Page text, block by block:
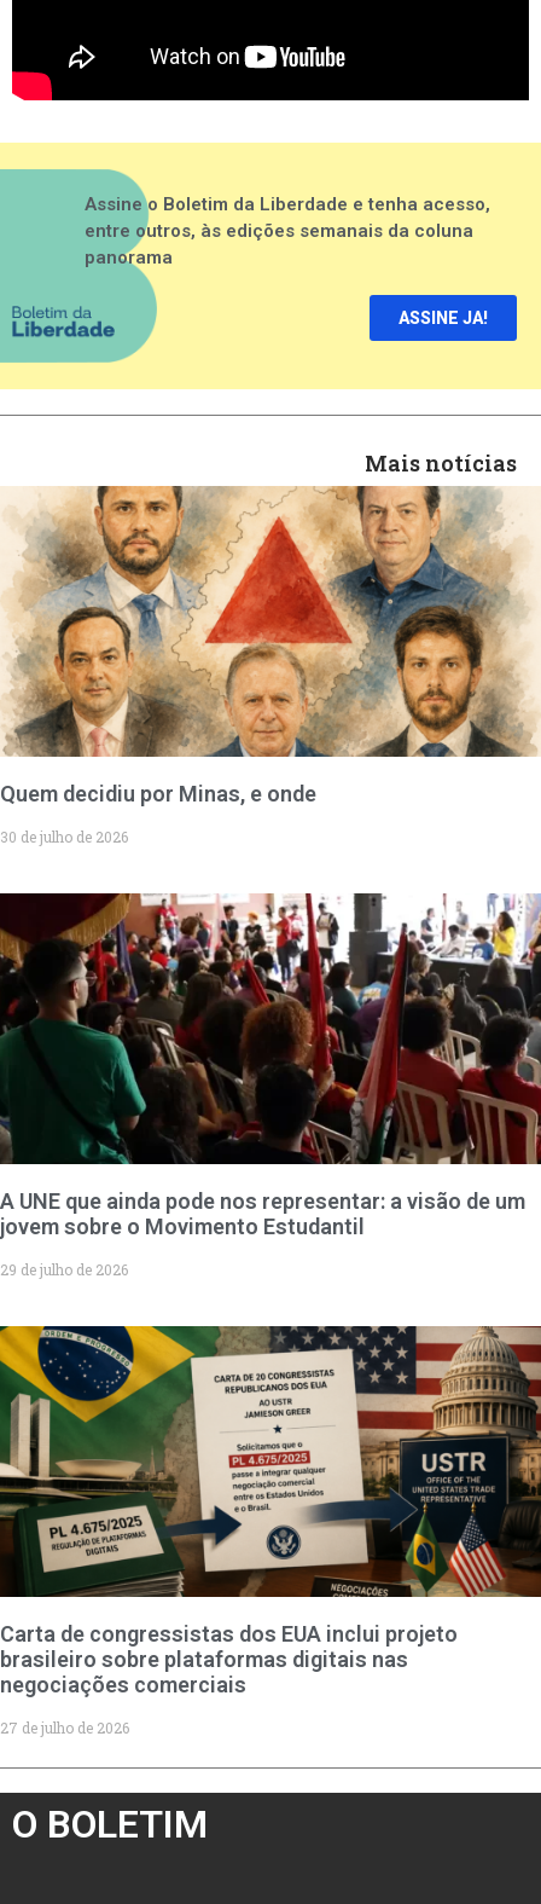
Assine o Boletim da Liberdade e tenha acesso,
entre outros, às edições semanais da coluna
panorama
ASSINE JA!
Mais notícias
Quem decidiu por Minas, e onde
30 de julho de 2026
A UNE que ainda pode nos representar: a visão de um
jovem sobre o Movimento Estudantil
29 de julho de 2026
Carta de congressistas dos EUA inclui projeto
brasileiro sobre plataformas digitais nas
negociações comerciais
27 de julho de 2026
O BOLETIM